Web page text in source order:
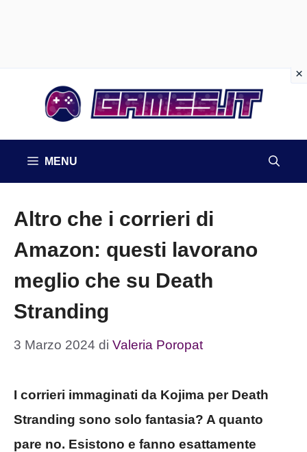
MENU
Altro che i corrieri di
Amazon: questi lavorano
meglio che su Death
Stranding
3 Marzo 2024 di Valeria Poropat
I corrieri immaginati da Kojima per Death
Stranding sono solo fantasia? A quanto
pare no. Esistono e fanno esattamente